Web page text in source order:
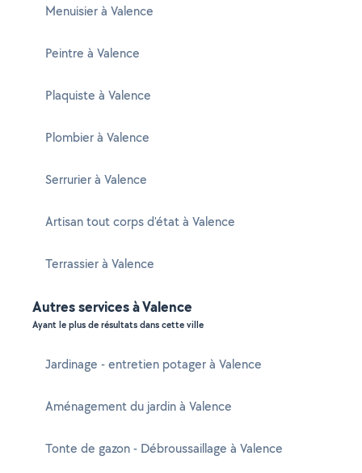
Menuisier à Valence
Peintre à Valence
Plaquiste à Valence
Plombier à Valence
Serrurier à Valence
Artisan tout corps d'état à Valence
Terrassier à Valence
Autres services à Valence
Ayant le plus de résultats dans cette ville
Jardinage - entretien potager à Valence
Aménagement du jardin à Valence
Tonte de gazon - Débroussaillage à Valence